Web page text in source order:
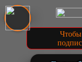
Чтобы